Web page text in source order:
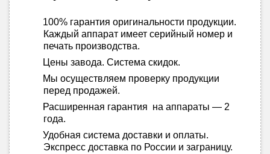
100% гарантия оригинальности продукции.
Каждый аппарат имеет серийный номер и
печать производства.
Цены завода. Система скидок.
Мы осуществляем проверку продукции
перед продажей.
Расширенная гарантия на аппараты — 2
года.
Удобная система доставки и оплаты.
Экспресс доставка по России и заграницу.